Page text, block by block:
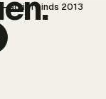
actief sinds 2013